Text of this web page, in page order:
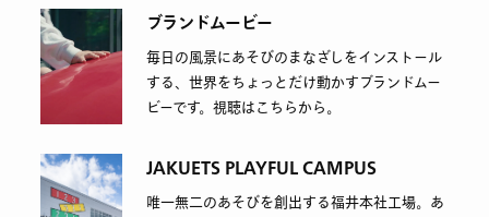
ブランドムービー
毎日の風景にあそびのまなざしをインストール
する、世界をちょっとだけ動かすブランドムー
ビーです。視聴はこちらから。
JAKUETS PLAYFUL CAMPUS
唯一無二のあそびを創出する福井本社工場。あ